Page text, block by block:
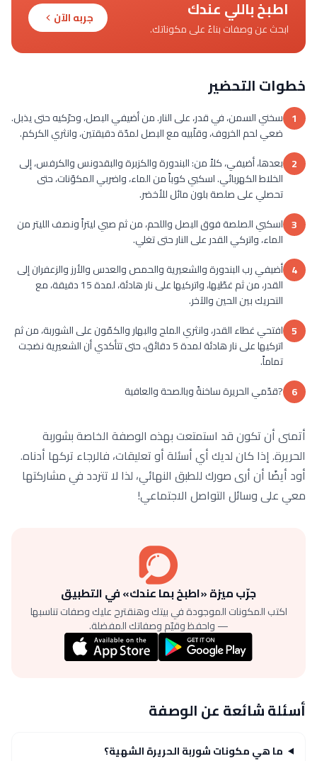
اطبخ باللي عندك
ابحث عن وصفات بناءً على مكوناتك.
جربه الآن
خطوات التحضير
1 سخني السمن، في قدر، على النار. من أضيفي البصل، وحرّكيه حتى يذبل.
ضعي لحم الخروف، وقلّبيه مع البصل لمدّة دقيقتين، وانثري الكركم.
2 بعدها، أضيفي، كلاً من: البندورة والكزبرة والبقدونس والكرفس، إلى
الخلاط الكهربائي. اسكبي كوباً من الماء، واضربي المكوّنات، حتى
تحصلي على صلصة بلون مائل للأخضر.
3 اسكبي الصلصة فوق البصل واللحم، من ثم صبي ليتراً ونصف الليتر من
الماء، واتركي القدر على النار حتى تغلي.
4 أضيفي رب البندورة والشعيرية والحمص والعدس والأرز والزعفران إلى
القدر، من ثم غطّيها، واتركيها على نار هادئة، لمدة 15 دقيقة، مع
التحريك بين الحين والآخر.
5 افتحي غطاء القدر، وانثري الملح والبهار والكمّون على الشوربة، من ثم
اتركيها على نار هادئة لمدة 5 دقائق، حتى تتأكدي أن الشعيرية نضجت
تماماً.
6 ?قدّمي الحريرة ساخنةً وبالصحة والعافية
أتمنى أن تكون قد استمتعت بهذه الوصفة الخاصة بشوربة
الحريرة. إذا كان لديك أي أسئلة أو تعليقات، فالرجاء تركها أدناه.
أود أيضًا أن أرى صورك للطبق النهائي، لذا لا تتردد في مشاركتها
معي على وسائل التواصل الاجتماعي!
جرّب ميزة «اطبخ بما عندك» في التطبيق
اكتب المكونات الموجودة في بيتك وهنقترح عليك وصفات تناسبها
— واحفظ وقيّم وصفاتك المفضلة.
أسئلة شائعة عن الوصفة
ما هي مكونات شوربة الحريرة الشهية؟